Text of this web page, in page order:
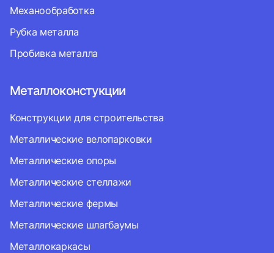
Механообработка
Рубка металла
Пробивка металла
Металлоконстукции
Конструкции для строительства
Металлические велопарковки
Металлические опоры
Металлические стеллажи
Металлические фермы
Металлические шлагбаумы
Металлокаркасы